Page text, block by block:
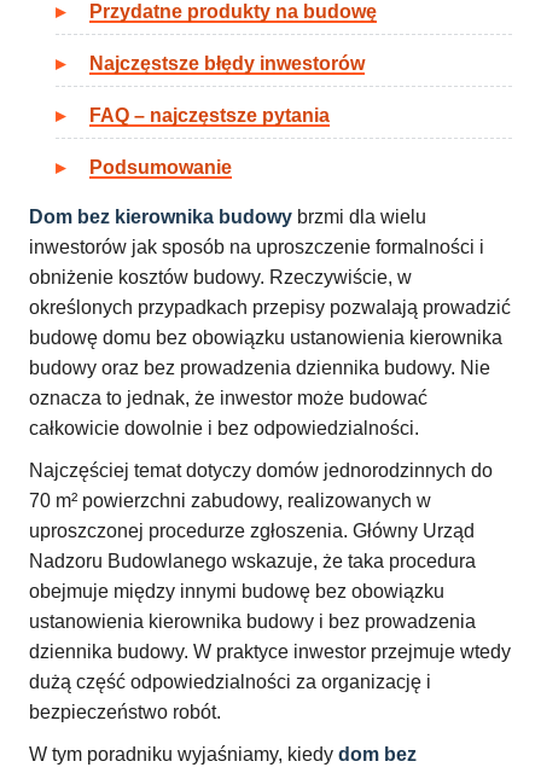
Przydatne produkty na budowę
Najczęstsze błędy inwestorów
FAQ – najczęstsze pytania
Podsumowanie
Dom bez kierownika budowy brzmi dla wielu
inwestorów jak sposób na uproszczenie formalności i
obniżenie kosztów budowy. Rzeczywiście, w
określonych przypadkach przepisy pozwalają prowadzić
budowę domu bez obowiązku ustanowienia kierownika
budowy oraz bez prowadzenia dziennika budowy. Nie
oznacza to jednak, że inwestor może budować
całkowicie dowolnie i bez odpowiedzialności.
Najczęściej temat dotyczy domów jednorodzinnych do
70 m² powierzchni zabudowy, realizowanych w
uproszczonej procedurze zgłoszenia. Główny Urząd
Nadzoru Budowlanego wskazuje, że taka procedura
obejmuje między innymi budowę bez obowiązku
ustanowienia kierownika budowy i bez prowadzenia
dziennika budowy. W praktyce inwestor przejmuje wtedy
dużą część odpowiedzialności za organizację i
bezpieczeństwo robót.
W tym poradniku wyjaśniamy, kiedy dom bez